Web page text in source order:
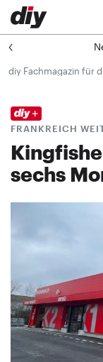
diy Fachmagazin für
FRANKREICH
sechs